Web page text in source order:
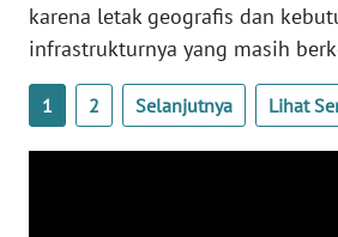
karena letak geografis dan
infrastrukturnya yang masih
1 2 Selanjutnya Lihat
WN
BABEL
WN